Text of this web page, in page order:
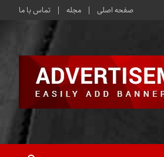
صفحه اصلی مجله تماس با ما